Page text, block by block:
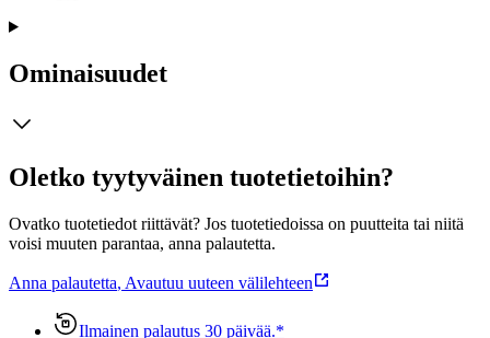
Ominaisuudet
Oletko tyytyväinen tuotetietoihin?
Ovatko tuotetiedot riittävät? Jos tuotetiedoissa on puutteita tai niitä
voisi muuten parantaa, anna palautetta.
Anna palautetta, Avautuu uuteen välilehteen
Ilmainen palautus 30 päivää.*